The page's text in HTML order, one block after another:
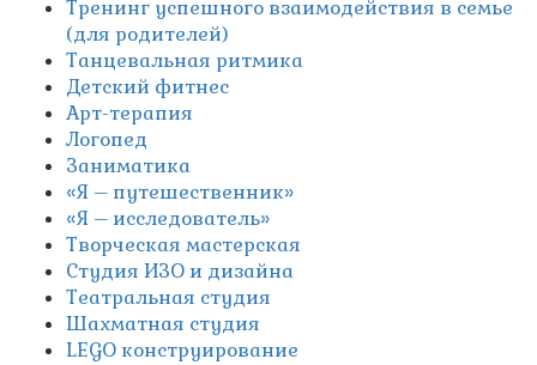
Тренинг успешного взаимодействия в семье
(для родителей)
Танцевальная ритмика
Детский фитнес
Арт-терапия
Логопед
Заниматика
«Я – путешественник»
«Я – исследователь»
Творческая мастерская
Студия ИЗО и дизайна
Театральная студия
Шахматная студия
LEGO конструирование